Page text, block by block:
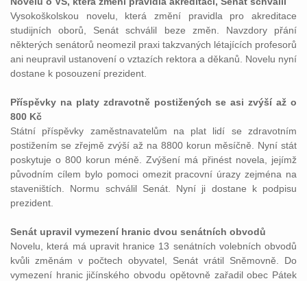
Vysokoškolskou novelu, která změní pravidla pro akreditace
studijních oborů, Senát schválil beze změn. Navzdory přání
některých senátorů neomezil praxi takzvaných létajících profesorů
ani neupravil ustanovení o vztazích rektora a děkanů. Novelu nyní
dostane k posouzení prezident.
Příspěvky na platy zdravotně postižených se asi zvýší až o
800 Kč
Státní příspěvky zaměstnavatelům na plat lidí se zdravotním
postižením se zřejmě zvýší až na 8800 korun měsíčně. Nyní stát
poskytuje o 800 korun méně. Zvýšení má přinést novela, jejímž
původním cílem bylo pomoci omezit pracovní úrazy zejména na
staveništích. Normu schválil Senát. Nyní ji dostane k podpisu
prezident.
Senát upravil vymezení hranic dvou senátních obvodů
Novelu, která má upravit hranice 13 senátních volebních obvodů
kvůli změnám v počtech obyvatel, Senát vrátil Sněmovně. Do
vymezení hranic jičínského obvodu opětovně zařadil obec Pátek